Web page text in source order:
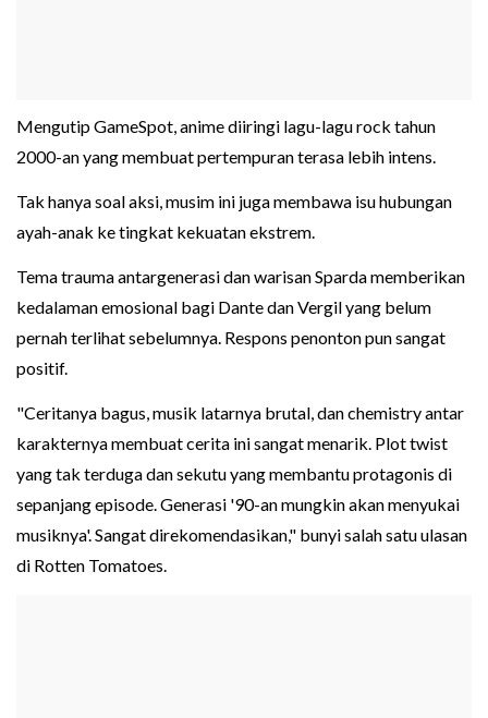
Mengutip GameSpot, anime diiringi lagu-lagu rock tahun
2000-an yang membuat pertempuran terasa lebih intens.
Tak hanya soal aksi, musim ini juga membawa isu hubungan
ayah-anak ke tingkat kekuatan ekstrem.
Tema trauma antargenerasi dan warisan Sparda memberikan
kedalaman emosional bagi Dante dan Vergil yang belum
pernah terlihat sebelumnya. Respons penonton pun sangat
positif.
"Ceritanya bagus, musik latarnya brutal, dan chemistry antar
karakternya membuat cerita ini sangat menarik. Plot twist
yang tak terduga dan sekutu yang membantu protagonis di
sepanjang episode. Generasi '90-an mungkin akan menyukai
musiknya'. Sangat direkomendasikan," bunyi salah satu ulasan
di Rotten Tomatoes.